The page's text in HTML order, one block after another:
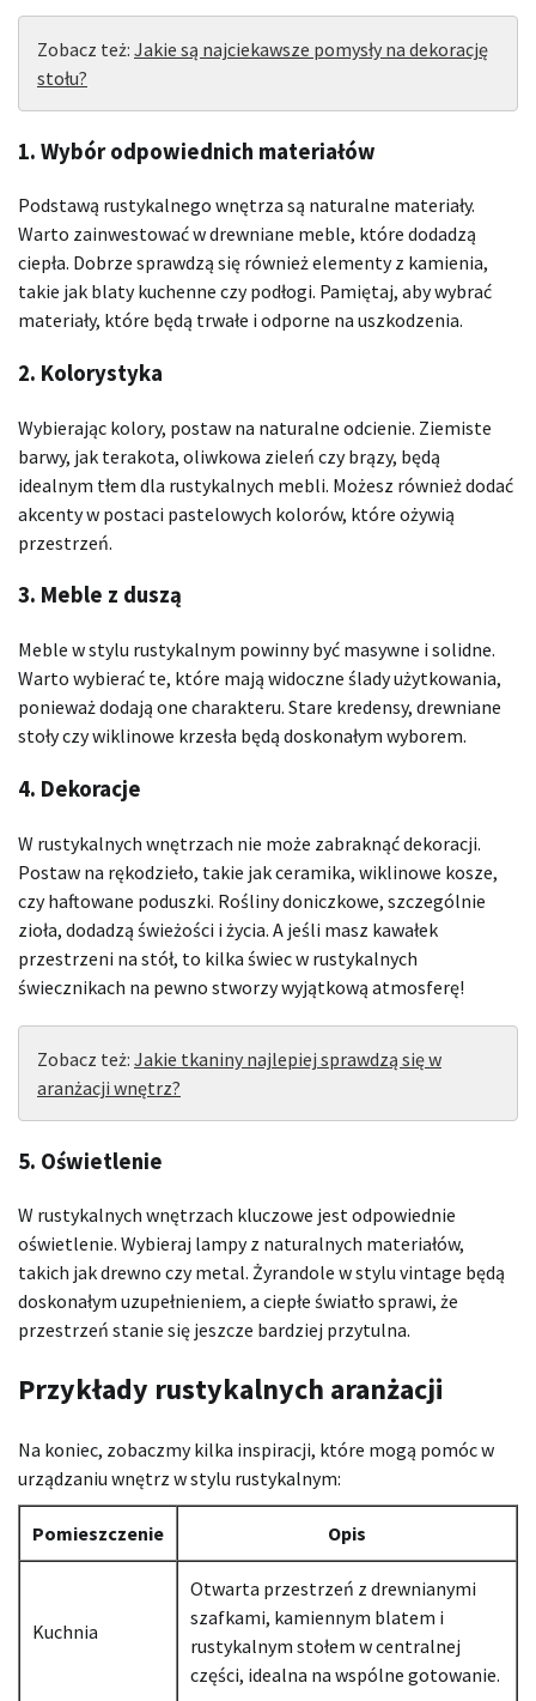
Zobacz też: Jakie są najciekawsze pomysły na dekorację
stołu?
1. Wybór odpowiednich materiałów
Podstawą rustykalnego wnętrza są naturalne materiały.
Warto zainwestować w drewniane meble, które dodadzą
ciepła. Dobrze sprawdzą się również elementy z kamienia,
takie jak blaty kuchenne czy podłogi. Pamiętaj, aby wybrać
materiały, które będą trwałe i odporne na uszkodzenia.
2. Kolorystyka
Wybierając kolory, postaw na naturalne odcienie. Ziemiste
barwy, jak terakota, oliwkowa zieleń czy brązy, będą
idealnym tłem dla rustykalnych mebli. Możesz również dodać
akcenty w postaci pastelowych kolorów, które ożywią
przestrzeń.
3. Meble z duszą
Meble w stylu rustykalnym powinny być masywne i solidne.
Warto wybierać te, które mają widoczne ślady użytkowania,
ponieważ dodają one charakteru. Stare kredensy, drewniane
stoły czy wiklinowe krzesła będą doskonałym wyborem.
4. Dekoracje
W rustykalnych wnętrzach nie może zabraknąć dekoracji.
Postaw na rękodzieło, takie jak ceramika, wiklinowe kosze,
czy haftowane poduszki. Rośliny doniczkowe, szczególnie
zioła, dodadzą świeżości i życia. A jeśli masz kawałek
przestrzeni na stół, to kilka świec w rustykalnych
świecznikach na pewno stworzy wyjątkową atmosferę!
Zobacz też: Jakie tkaniny najlepiej sprawdzą się w
aranżacji wnętrz?
5. Oświetlenie
W rustykalnych wnętrzach kluczowe jest odpowiednie
oświetlenie. Wybieraj lampy z naturalnych materiałów,
takich jak drewno czy metal. Żyrandole w stylu vintage będą
doskonałym uzupełnieniem, a ciepłe światło sprawi, że
przestrzeń stanie się jeszcze bardziej przytulna.
Przykłady rustykalnych aranżacji
Na koniec, zobaczmy kilka inspiracji, które mogą pomóc w
urządzaniu wnętrz w stylu rustykalnym:
Pomieszczenie Opis
Kuchnia
Otwarta przestrzeń z drewnianymi
szafkami, kamiennym blatem i
rustykalnym stołem w centralnej
części, idealna na wspólne gotowanie.